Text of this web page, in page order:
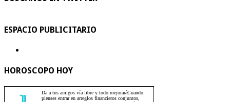
ESPACIO PUBLICITARIO
HOROSCOPO HOY